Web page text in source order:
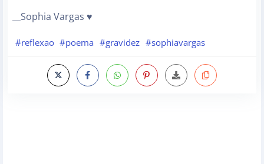
__Sophia Vargas ♥
#reflexao #poema #gravidez #sophiavargas